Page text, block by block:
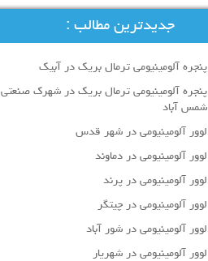
جدیدترین مطالب :
پنجره آلومینیومی ترمال بریک در آبیک
پنجره آلومینیومی ترمال بریک در شهرک صنعتی
شمس آباد
لوور آلومینیومی در شهر قدس
لوور آلومینیومی در دماوند
لوور آلومینیومی در پرند
لوور آلومینیومی در چیتگر
لوور آلومینیومی در شور آباد
لوور آلومينيومي در شهريار